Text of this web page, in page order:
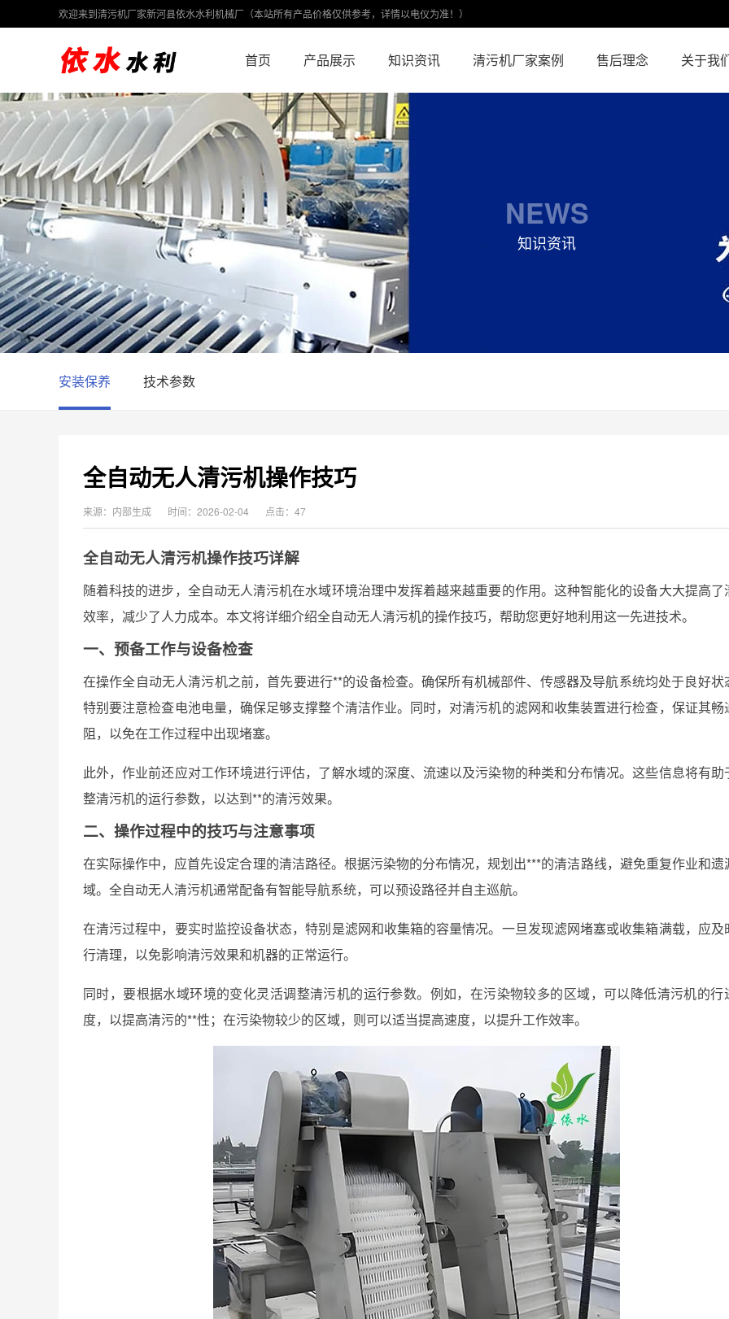
欢迎来到清污机厂家新河县依水水利机械厂（本站所有产品价格仅供参考，详情以电仪为准！）
首页 产品展示 知识资讯 清污机厂家案例 售后理念 关于我
NEWS
知识资讯
安装保养 技术参数
全自动无人清污机操作技巧
来源：内部生成 时间：2026-02-04 点击：47
全自动无人清污机操作技巧详解
随着科技的进步，全自动无人清污机在水域环境治理中发挥着越来越重要的作用。这种智能化的设备大大提高了
效率，减少了人力成本。本文将详细介绍全自动无人清污机的操作技巧，帮助您更好地利用这一先进技术。
一、预备工作与设备检查
在操作全自动无人清污机之前，首先要进行**的设备检查。确保所有机械部件、传感器及导航系统均处于良好状
特别要注意检查电池电量，确保足够支撑整个清洁作业。同时，对清污机的滤网和收集装置进行检查，保证其畅
阻，以免在工作过程中出现堵塞。
此外，作业前还应对工作环境进行评估，了解水域的深度、流速以及污染物的种类和分布情况。这些信息将有助
整清污机的运行参数，以达到**的清污效果。
二、操作过程中的技巧与注意事项
在实际操作中，应首先设定合理的清洁路径。根据污染物的分布情况，规划出***的清洁路线，避免重复作业和遗
域。全自动无人清污机通常配备有智能导航系统，可以预设路径并自主巡航。
在清污过程中，要实时监控设备状态，特别是滤网和收集箱的容量情况。一旦发现滤网堵塞或收集箱满载，应及
行清理，以免影响清污效果和机器的正常运行。
同时，要根据水域环境的变化灵活调整清污机的运行参数。例如，在污染物较多的区域，可以降低清污机的行
度，以提高清污的**性；在污染物较少的区域，则可以适当提高速度，以提升工作效率。